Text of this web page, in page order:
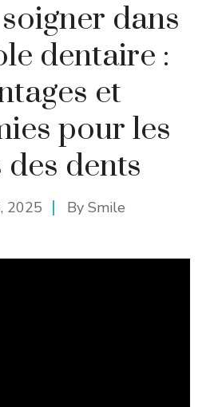
dans
dentaire :
et
pour les
des dents
2025 By Smile